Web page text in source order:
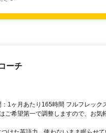
ーチ
1ヶ月あたり165時間 フルフレック
ご希望第一で調整しますので、お気